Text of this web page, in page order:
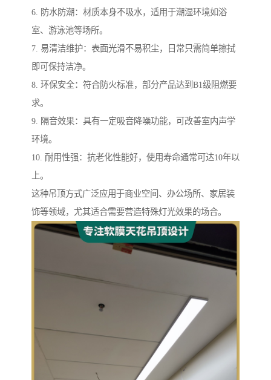
6. 防水防潮：材质本身不吸水，适用于潮湿环境如浴
室、游泳池等场所。
7. 易清洁维护：表面光滑不易积尘，日常只需简单擦拭
即可保持洁净。
8. 环保安全：符合防火标准，部分产品达到B1级阻燃要
求。
9. 隔音效果：具有一定吸音降噪功能，可改善室内声学
环境。
10. 耐用性强：抗老化性能好，使用寿命通常可达10年以
上。
这种吊顶方式广泛应用于商业空间、办公场所、家居装
饰等领域，尤其适合需要营造特殊灯光效果的场合。